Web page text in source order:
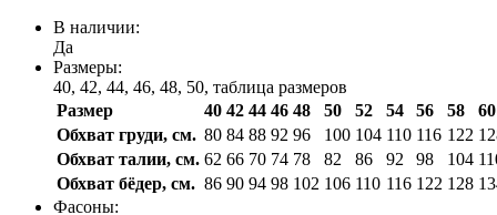
В наличии:
Да
Размеры:
40, 42, 44, 46, 48, 50, таблица размеров
Размер
40 42 44 46 48 50 52 54 56 58
60
Обхват груди, см. 80 84 88 92 96 100 104 110 116 122
Обхват талии, см. 62 66 70 74 78 82 86 92 98 104
Обхват бёдер, см. 86 90 94 98 102 106 110 116 122 128
Фасоны: